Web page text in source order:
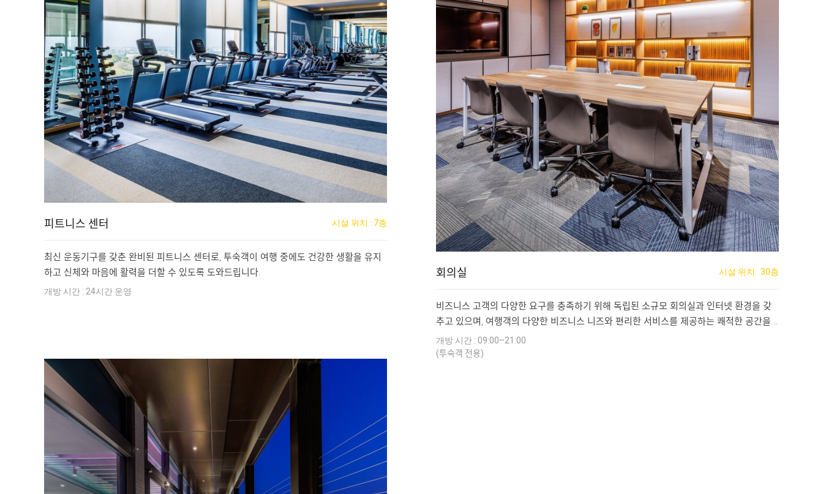
피트니스 센터 시설 위치 : 7층
최신 운동기구를 갖춘 완비된 피트니스 센터로, 투숙객이 여행 중에도 건강한 생활을 유지
하고 신체와 마음에 활력을 더할 수 있도록 도와드립니다.
개방 시간 : 24시간 운영
회의실 시설 위치 : 30층
비즈니스 고객의 다양한 요구를 충족하기 위해 독립된 소규모 회의실과 인터넷 환경을 갖
추고 있으며, 여행객의 다양한 비즈니스 니즈와 편리한 서비스를 제공하는 쾌적한 공간을...
개방 시간 : 09:00–21:00
(투숙객 전용)